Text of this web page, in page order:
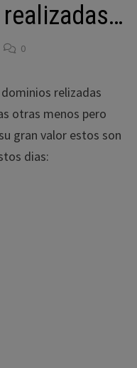
0
relizadas
otras menos pero
gran valor estos son
dias: